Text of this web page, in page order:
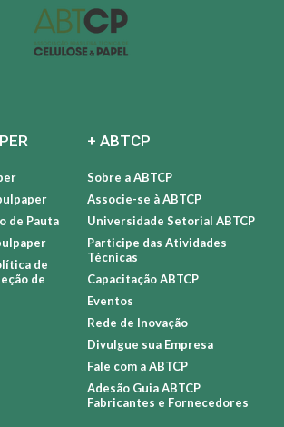
de Pauta
de
de
+ ABTCP
Sobre a ABTCP
Associe-se à ABTCP
Universidade Setorial ABTCP
Participe das Atividades
Técnicas
Capacitação ABTCP
Eventos
Rede de Inovação
Divulgue sua Empresa
Fale com a ABTCP
Adesão Guia ABTCP
Fabricantes e Fornecedores